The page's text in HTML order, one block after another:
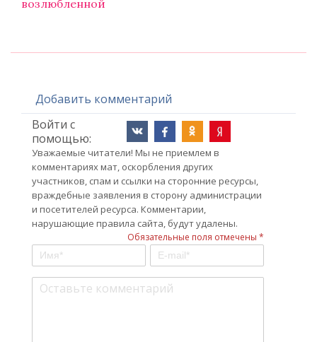
возлюбленной
Добавить комментарий
Войти с
помощью:
Уважаемые читатели! Мы не приемлем в
комментариях мат, оскорбления других
участников, спам и ссылки на сторонние ресурсы,
враждебные заявления в сторону администрации
и посетителей ресурса. Комментарии,
нарушающие правила сайта, будут удалены.
Обязательные поля отмечены *